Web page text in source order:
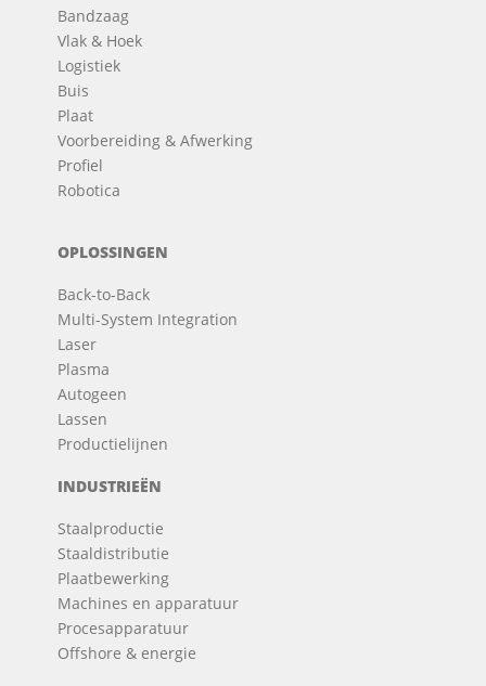
Bandzaag
Vlak & Hoek
Logistiek
Buis
Plaat
Voorbereiding & Afwerking
Profiel
Robotica
OPLOSSINGEN
Back-to-Back
Multi-System Integration
Laser
Plasma
Autogeen
Lassen
Productielijnen
INDUSTRIEËN
Staalproductie
Staaldistributie
Plaatbewerking
Machines en apparatuur
Procesapparatuur
Offshore & energie